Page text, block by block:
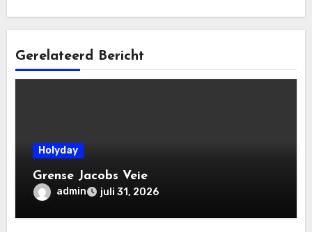
Gerelateerd Bericht
Holyday
Grense Jacobs Veie
admin juli 31, 2026